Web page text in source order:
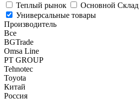
Теплый рынок
Основной Склад
Универсальные товары
Производитель
Все
BGTrade
Omsa Line
PT GROUP
Tehnotec
Toyota
Китай
Россия